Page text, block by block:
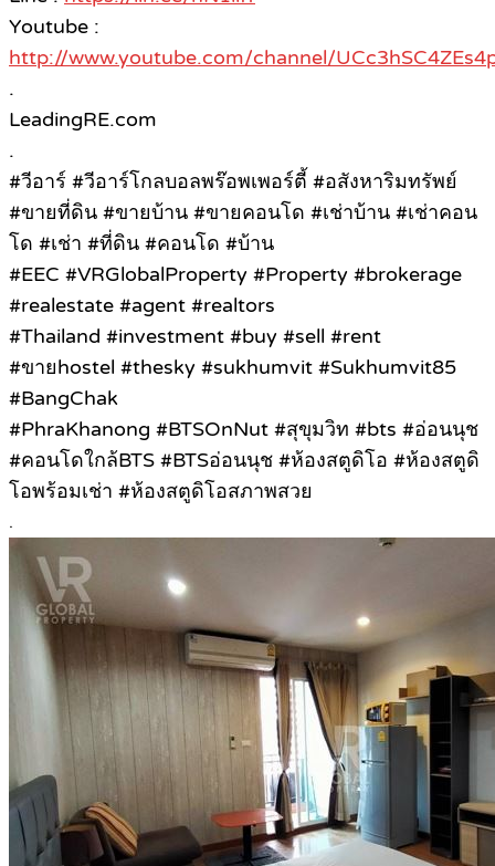
Youtube :
http://www.youtube.com/channel/
.
LeadingRE.com
.
#วีอาร์ #วีอาร์โกลบอลพร๊อพเพอร์ตี้ #อสังหาริมทรัพย์
#ขายที่ดิน #ขายบ้าน #ขายคอนโด #เช่าบ้าน #เช่าคอน
โด #เช่า #ที่ดิน #คอนโด #บ้าน
#EEC #VRGlobalProperty #Property #brokerage
#realestate #agent #realtors
#Thailand #investment #buy #sell #rent
#ขายhostel #thesky #sukhumvit #Sukhumvit85
#BangChak
#PhraKhanong #BTSOnNut #สุขุมวิท #bts #อ่อนนุช
#คอนโดใกล้BTS #BTSอ่อนนุช #ห้องสตูดิโอ #ห้องสตูดิ
โอพร้อมเช่า #ห้องสตูดิโอสภาพสวย
.